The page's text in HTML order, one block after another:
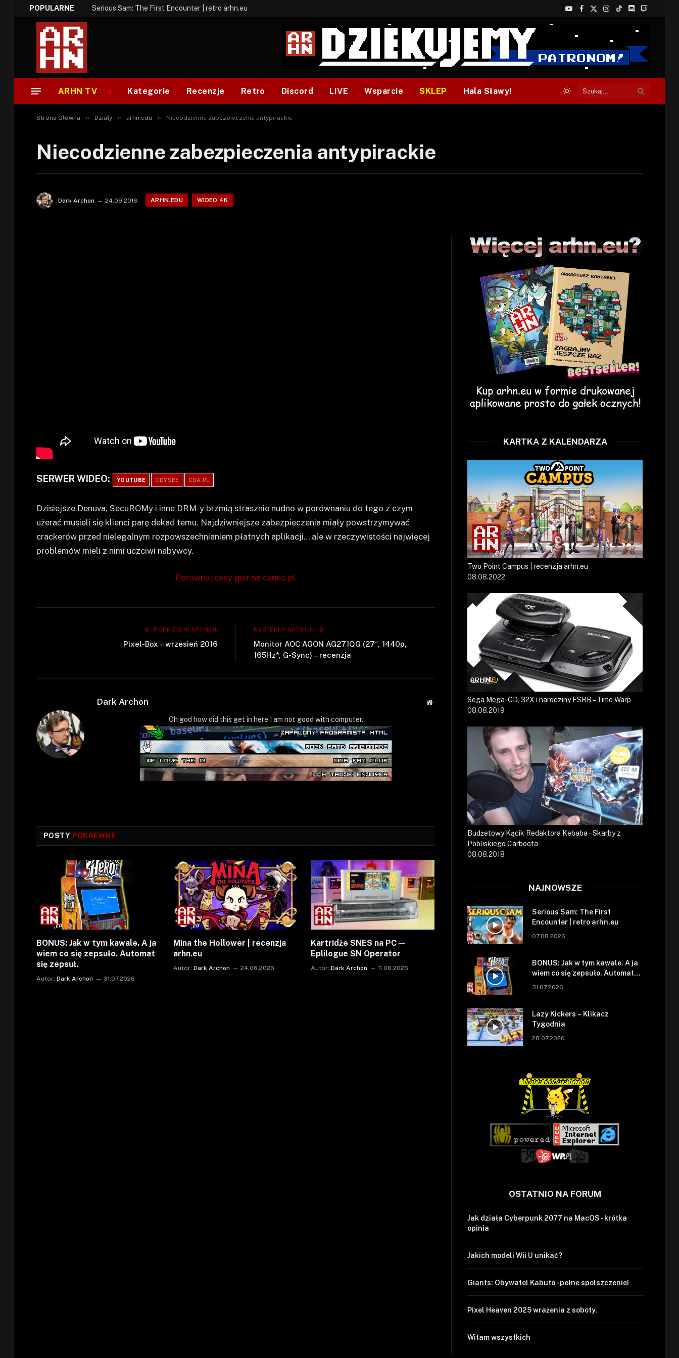
POPULARNE Serious Sam: The First Encounter | retro arhn.eu
YouTube
Facebook
X
Instagram
TikTokDiscordTwitch
ARHN TV Kategorie Recenzje Retro Discord LIVE Wsparcie SKLEP Hala Sławy!
Strona Główna » Działy » arhn.edu » Niecodzienne zabezpieczenia antypirackie
Niecodzienne zabezpieczenia antypirackie
Dark Archon 24.09.2016 ARHN.EDU WIDEO 4K
SERWER WIDEO: YOUTUBE ODYSEE CDA.PL
Dzisiejsze Denuva, SecuROMy i inne DRM-y brzmią strasznie nudno w porównaniu do tego z czym
użerać musieli się klienci parę dekad temu. Najdziwniejsze zabezpieczenia miały powstrzymywać
crackerów przed nielegalnym rozpowszechnianiem płatnych aplikacji… ale w rzeczywistości najwięcej
problemów mieli z nimi uczciwi nabywcy.
Porównuj ceny gier na ceneo.pl
POPRZEDNI ARTYKUŁ
Pixel-Box – wrzesień 2016
NASTĘPNY ARTYKUŁ
Monitor AOC AGON AG271QG (27″, 1440p,
165Hz*, G-Sync) – recenzja
Dark Archon
Strona
Oh god how did this get in here I am not good with computer.
POSTY POKREWNE
BONUS: Jak w tym kawale. A ja
wiem co się zepsuło. Automat
się zepsuł.
Autor: Dark Archon 31.07.2026
Mina the Hollower | recenzja
arhn.eu
Autor: Dark Archon 24.06.2026
Kartridże SNES na PC —
Eplilogue SN Operator
Autor: Dark Archon 11.06.2026
KARTKA Z KALENDARZA
Two Point Campus | recenzja arhn.eu
08.08.2022
Sega Mega-CD, 32X i narodziny ESRB – Time Warp
08.08.2019
Budżetowy Kącik Redaktora Kebaba – Skarby z
Pobliskiego Carboota
08.08.2018
NAJNOWSZE
Serious Sam: The First
Encounter | retro arhn.eu
07.08.2026
BONUS: Jak w tym kawale. A ja
wiem co się zepsuło. Automat
się zepsuł.
31.07.2026
Lazy Kickers – Klikacz
Tygodnia
28.07.2026
OSTATNIO NA FORUM
Jak działa Cyberpunk 2077 na MacOS - krótka
opinia
Jakich modeli Wii U unikać?
Giants: Obywatel Kabuto - pełne spolszczenie!
Pixel Heaven 2025 wrażenia z soboty.
Witam wszystkich